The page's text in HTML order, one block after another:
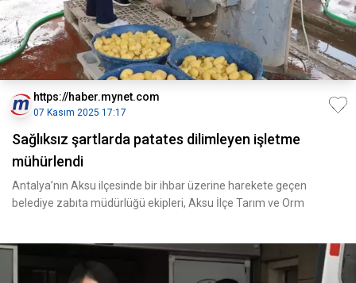
https://haber.mynet.com
07 Kasım 2025 17:17
Sağlıksız şartlarda patates dilimleyen işletme
mühürlendi
Antalya’nın Aksu ilçesinde bir ihbar üzerine harekete geçen
belediye zabıta müdürlüğü ekipleri, Aksu İlçe Tarım ve Orm